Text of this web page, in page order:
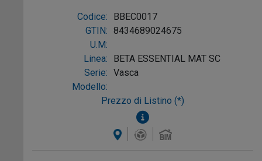
troppopieno colore Bianco, mat Sc, Ref:
BBEC0017
Codice:
BBEC0017
GTIN: 8434689024675
U.M:
Linea:
BETA ESSENTIAL MAT SC
Serie: Vasca
Modello:
Prezzo di Listino (*)